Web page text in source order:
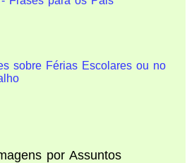
sobre Férias Escolares ou no
por Assuntos